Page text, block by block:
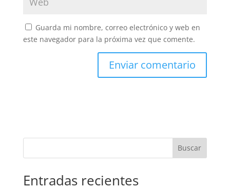
Guarda mi nombre, correo electrónico y web en
este navegador para la próxima vez que comente.
Buscar
Entradas recientes